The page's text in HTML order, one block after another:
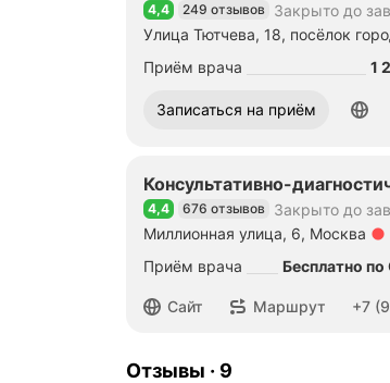
Рейтинг 4,4 из 5
4,4 249 отзывов Закрыто до
Улица Тютчева, 18, посёлок
Приём врача
1
Записаться на приём
Номер телефона: 78005001275
Консультативно-
Рейтинг 4,4 из 5
4,4 676 отзывов Закрыто до
Миллионная улица, 6, Москва
Приём врача
Бесплатно
Сайт Маршрут
Номер телефона: +79853884829 +7
Отзывы · 9